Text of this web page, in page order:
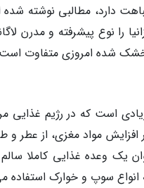
دارد، مطالبی نوشته
را نوع پیشرفته و مدرن
شده امروزی متفاوت
است که در رژیم غذایی
افزایش مواد مغزی، از عطر
یک وعده غذایی کاملا
سوپ و خوارک استفاده